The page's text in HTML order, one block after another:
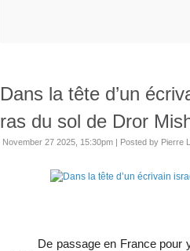
Dans la tête d’un
ras du sol de Dror
November 27 2025, 15:30pm | Posted by Pierre
De passage en France pour